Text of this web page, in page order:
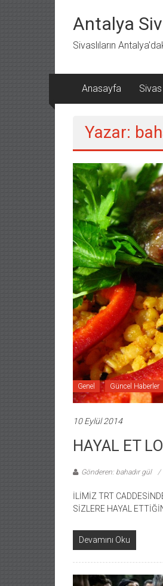
Antalya
Sivaslıların
Anasayfa Sivas
Yazar:
Genel Güncel Haberler
10 Eylül 2014
HAYAL ET
Gönderen: bahadır gül
İLİMİZ TRT
SİZLERE HAYAL
Devamını Oku